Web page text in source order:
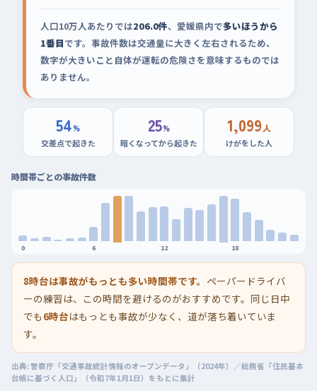
人口10万人あたりでは206.0件、愛媛県内で多いほうから
1番目です。事故件数は交通量に大きく左右されるため、
数字が大きいこと自体が運転の危険さを意味するものでは
ありません。
54%
交差点で起きた
25%
暗くなってから起きた
1,099人
けがをした人
時間帯ごとの事故件数
0 6 12 18
8時台は事故がもっとも多い時間帯です。 ペーパードライバ
ーの練習は、この時間を避けるのがおすすめです。同じ日中
でも 6時台はもっとも事故が少なく、道が落ち着いていま
す。
出典: 警察庁「交通事故統計情報のオープンデータ」（2024年）／総務省「住民基本
台帳に基づく人口」（令和7年1月1日）をもとに集計